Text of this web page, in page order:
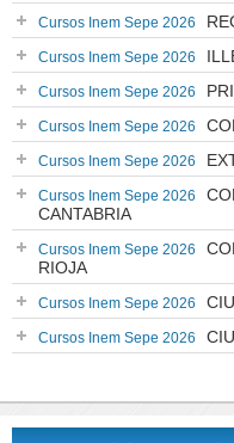
Cursos Inem Sepe 2026
Cursos Inem Sepe 2026
Cursos Inem Sepe 2026
Cursos Inem Sepe 2026
Cursos Inem Sepe 2026
Cursos Inem Sepe 2026
CANTABRIA
Cursos Inem Sepe 2026
RIOJA
Cursos Inem Sepe 2026
Cursos Inem Sepe 2026